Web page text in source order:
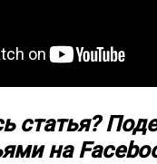
статья?
на